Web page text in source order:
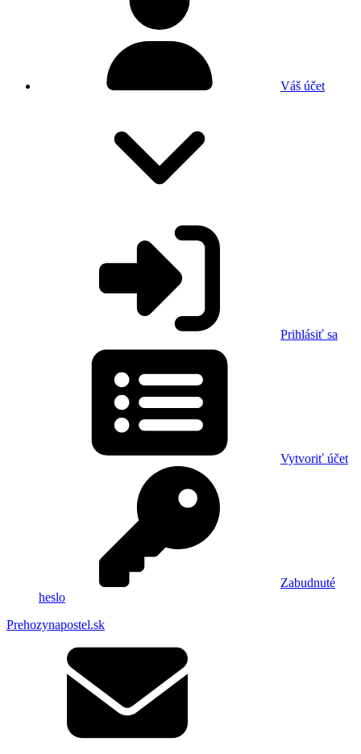
Váš účet
Prihlásiť sa
Vytvoriť účet
Zabudnuté
heslo
Prehozynapostel.sk